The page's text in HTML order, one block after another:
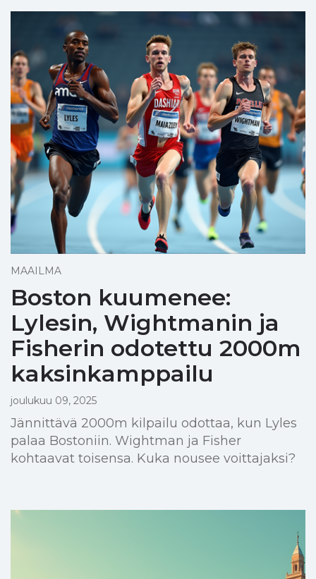
MAAILMA
Boston kuumenee:
Lylesin, Wightmanin ja
Fisherin odotettu 2000m
kaksinkamppailu
joulukuu 09, 2025
Jännittävä 2000m kilpailu odottaa, kun Lyles
palaa Bostoniin. Wightman ja Fisher
kohtaavat toisensa. Kuka nousee voittajaksi?